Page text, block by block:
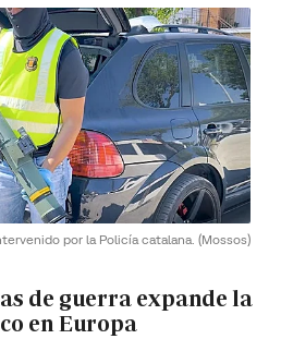
por la Policía catalana. (Mossos)
de guerra expande la
en Europa